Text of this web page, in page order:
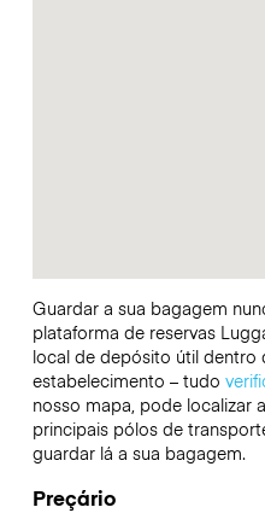
Guardar a sua bagagem
plataforma de reservas
local de depósito útil dentro
estabelecimento – tudo
nosso mapa, pode localizar
principais pólos de
guardar lá a sua bagagem.
Preçário